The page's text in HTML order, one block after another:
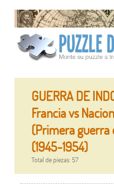
GUERRA DE
Francia vs
(Primera guerra
(1945-1954)
Total de piezas: 57